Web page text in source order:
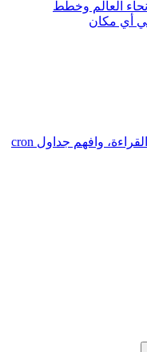
العالم وخطط
أي مكان
حوّل تعابير cron إلى جداول زمنية سهلة القراءة، وافهم جداول cron